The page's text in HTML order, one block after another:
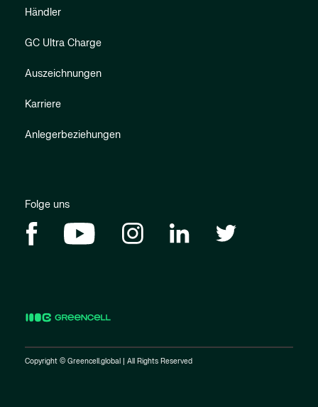
Händler
GC Ultra Charge
Auszeichnungen
Karriere
Anlegerbeziehungen
Folge uns
Copyright © Greencell.global | All Rights Reserved